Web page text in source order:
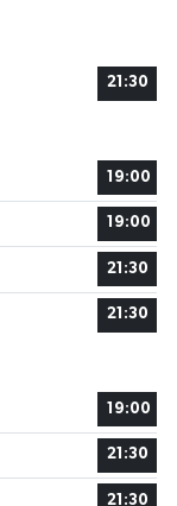
21:30
19:00
19:00
21:30
21:30
19:00
21:30
21:30